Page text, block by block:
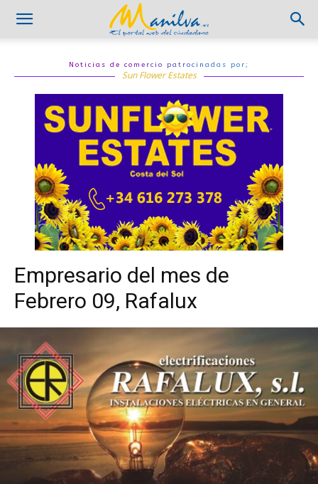
Noticias de comercio patrocinadas por;
Sun Flower Estates
Empresario del mes de
Febrero 09, Rafalux